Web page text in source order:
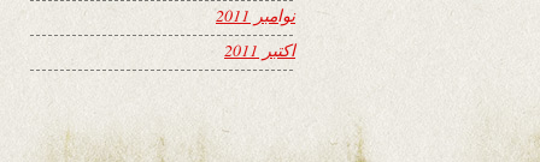
نوامبر 2011
اکتبر 2011